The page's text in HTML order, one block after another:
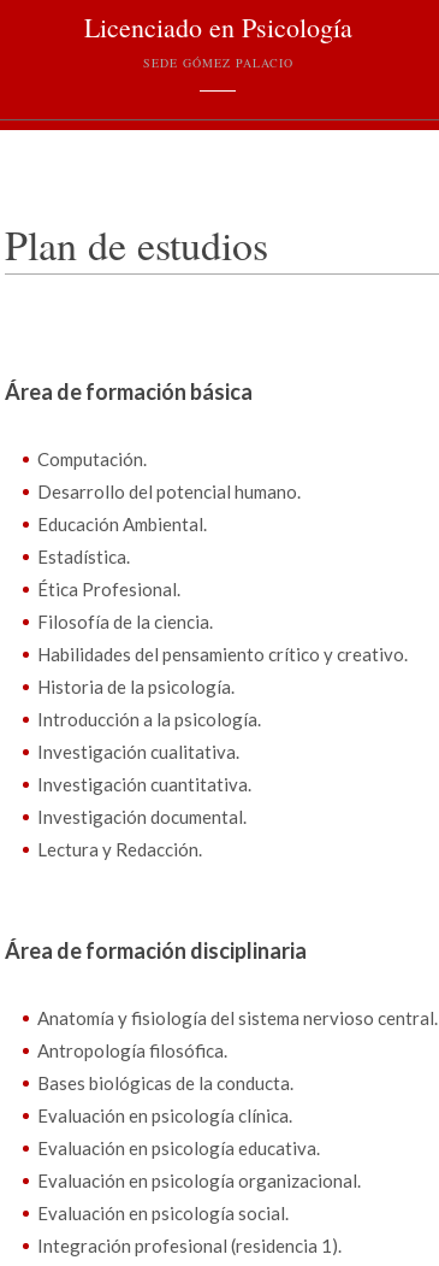
Licenciado en Psicología
SEDE GÓMEZ PALACIO
Plan de estudios
Área de formación básica
Computación.
Desarrollo del potencial humano.
Educación Ambiental.
Estadística.
Ética Profesional.
Filosofía de la ciencia.
Habilidades del pensamiento crítico y creativo.
Historia de la psicología.
Introducción a la psicología.
Investigación cualitativa.
Investigación cuantitativa.
Investigación documental.
Lectura y Redacción.
Área de formación disciplinaria
Anatomía y fisiología del sistema nervioso central.
Antropología filosófica.
Bases biológicas de la conducta.
Evaluación en psicología clínica.
Evaluación en psicología educativa.
Evaluación en psicología organizacional.
Evaluación en psicología social.
Integración profesional (residencia 1).